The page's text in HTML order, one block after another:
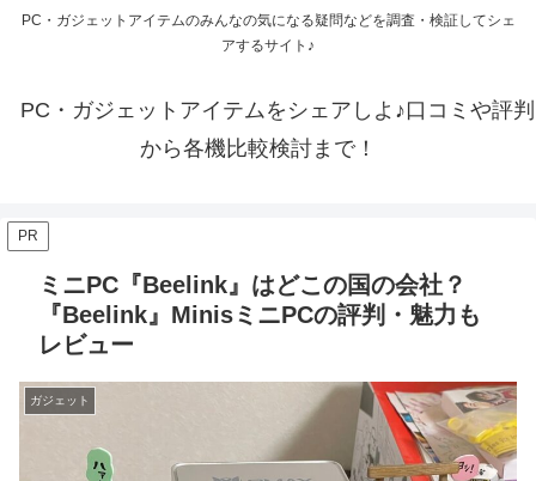
PC・ガジェットアイテムのみんなの気になる疑問などを調査・検証してシェ
アするサイト♪
PC・ガジェットアイテムをシェアしよ♪口コミや評判
から各機比較検討まで！
PR
ミニPC『Beelink』はどこの国の会社？
『Beelink』‎MinisミニPCの評判・魅力も
レビュー
ガジェット